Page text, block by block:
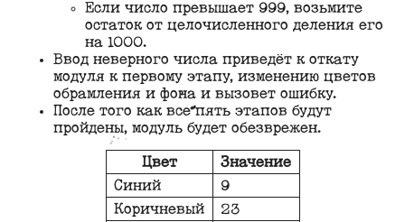
Если число превышает 999, возьмите
остаток от целочисленного деления его
на 1000.
Ввод неверного числа приведёт к откату
модуля к первому этапу, изменению цветов
обрамления и фона и вызовет ошибку.
После того как все пять этапов будут
пройдены, модуль будет обезврежен.
Цвет
Значение
Синий
9
Коричневый
23